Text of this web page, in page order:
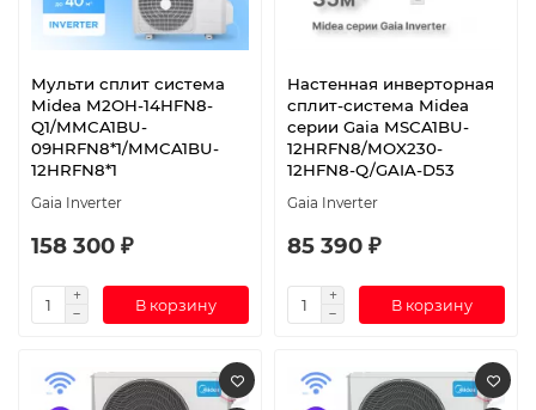
Мульти сплит система
Midea M2OH-14HFN8-
Q1/MMCA1BU-
09HRFN8*1/MMCA1BU-
12HRFN8*1
Gaia Inverter
158 300 ₽
В корзину
Настенная инверторная
сплит-система Midea
серии Gaia MSCA1BU-
12HRFN8/MOX230-
12HFN8-Q/GAIA-D53
Gaia Inverter
85 390 ₽
В корзину